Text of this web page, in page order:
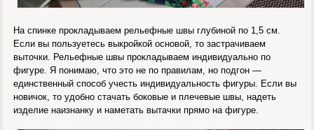
На спинке прокладываем рельефные швы глубиной по 1,5 см.
Если вы пользуетесь выкройкой основой, то застрачиваем
выточки. Рельефные швы прокладываем индивидуально по
фигуре. Я понимаю, что это не по правилам, но подгон —
единственный способ учесть индивидуальность фигуры. Если вы
новичок, то удобно стачать боковые и плечевые швы, надеть
изделие наизнанку и наметать вытачки прямо на фигуре.